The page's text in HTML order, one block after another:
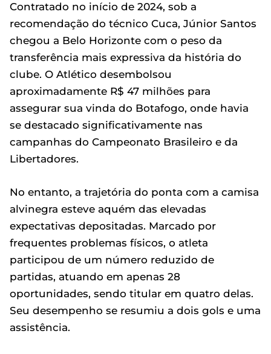
Contratado no início de 2024, sob a
recomendação do técnico Cuca, Júnior Santos
chegou a Belo Horizonte com o peso da
transferência mais expressiva da história do
clube. O Atlético desembolsou
aproximadamente R$ 47 milhões para
assegurar sua vinda do Botafogo, onde havia
se destacado significativamente nas
campanhas do Campeonato Brasileiro e da
Libertadores.
No entanto, a trajetória do ponta com a camisa
alvinegra esteve aquém das elevadas
expectativas depositadas. Marcado por
frequentes problemas físicos, o atleta
participou de um número reduzido de
partidas, atuando em apenas 28
oportunidades, sendo titular em quatro delas.
Seu desempenho se resumiu a dois gols e uma
assistência.